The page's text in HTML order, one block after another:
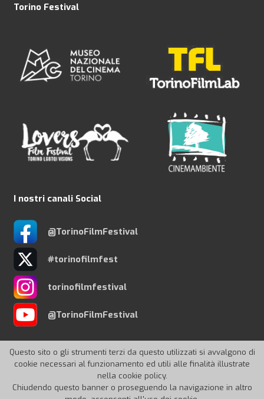
Torino Festival
I nostri canali Social
@TorinoFilmFestival
#torinofilmfest
torinofilmfestival
@TorinoFilmFestival
© 2026 Torino Film Festival
Questo sito o gli strumenti terzi da questo utilizzati si avvalgono di
cookie necessari al funzionamento ed utili alle finalità illustrate
nella cookie policy.
Chiudendo questo banner o proseguendo la navigazione in altro